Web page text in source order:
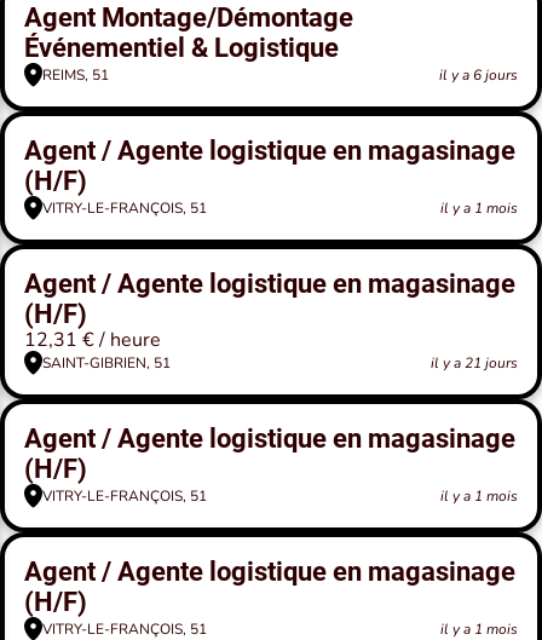
Agent Montage/Démontage
Événementiel & Logistique
REIMS, 51 il y a 6 jours
Agent / Agente logistique en magasinage
(H/F)
VITRY-LE-FRANÇOIS, 51 il y a 1 mois
Agent / Agente logistique en magasinage
(H/F)
12,31 € / heure
SAINT-GIBRIEN, 51 il y a 21 jours
Agent / Agente logistique en magasinage
(H/F)
VITRY-LE-FRANÇOIS, 51 il y a 1 mois
Agent / Agente logistique en magasinage
(H/F)
VITRY-LE-FRANÇOIS, 51 il y a 1 mois